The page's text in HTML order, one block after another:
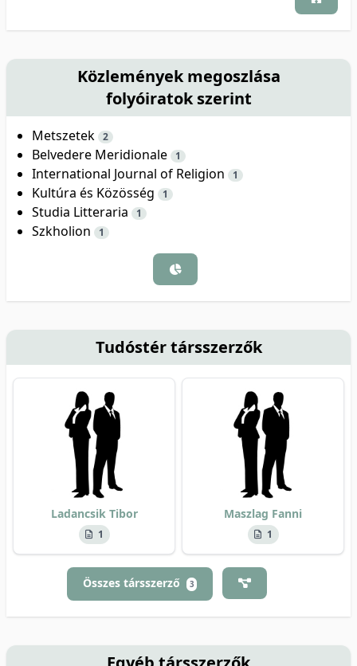
Közlemények megoszlása
folyóiratok szerint
Metszetek 2
Belvedere Meridionale 1
International Journal of Religion 1
Kultúra és Közösség 1
Studia Litteraria 1
Szkholion 1
Tudóstér társszerzők
Ladancsik Tibor
1
Maszlag Fanni
1
Összes társszerző 3